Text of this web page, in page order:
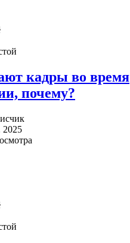
кадры во время
почему?
2025